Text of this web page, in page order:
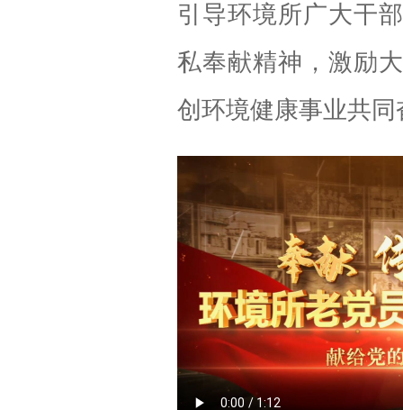
引导环境所广大干
私奉献精神，激励
创环境健康事业共